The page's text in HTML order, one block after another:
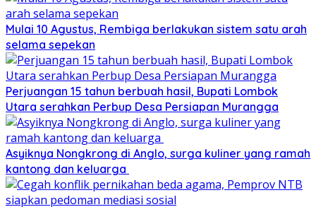
Mulai 10 Agustus, Rembiga berlakukan sistem satu arah
selama sepekan
Perjuangan 15 tahun berbuah hasil, Bupati Lombok
Utara serahkan Perbup Desa Persiapan Murangga
Asyiknya Nongkrong di Anglo, surga kuliner yang ramah
kantong dan keluarga